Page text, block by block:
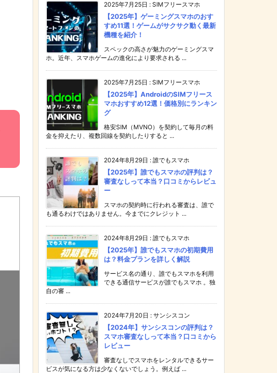
2025年7月25日 : SIMフリースマホ
【2025年】ゲーミングスマホのおす
すめ11選！ゲームがサクサク動く最新
機種を紹介！
スペックの高さが魅力のゲーミングスマ
ホ。近年、スマホゲームの進化により要求される ...
2025年7月25日 : SIMフリースマホ
【2025年】AndroidのSIMフリース
マホおすすめ12選！価格別にランキン
グ
格安SIM（MVNO）を契約して毎月の料
金を抑えたり、複数回線を契約したりすると ...
2024年8月29日 : 誰でもスマホ
【2025年】誰でもスマホの評判は？
審査なしって本当？口コミからレビュ
ー
スマホの契約時に行われる審査は、誰で
も通るわけではありません。今までにクレジット ...
2024年8月29日 : 誰でもスマホ
【2025年】誰でもスマホの初期費用
は？料金プランを詳しく解説
サービス名の通り、誰でもスマホを利用
できる通信サービスが誰でもスマホ 。独
自の審 ...
2024年7月20日 : サンシスコン
【2024年】サンシスコンの評判は？
スマホ審査なしって本当？口コミから
レビュー
審査なしでスマホをレンタルできるサー
ビスが気になる方は少なくないでしょう。例えば ...